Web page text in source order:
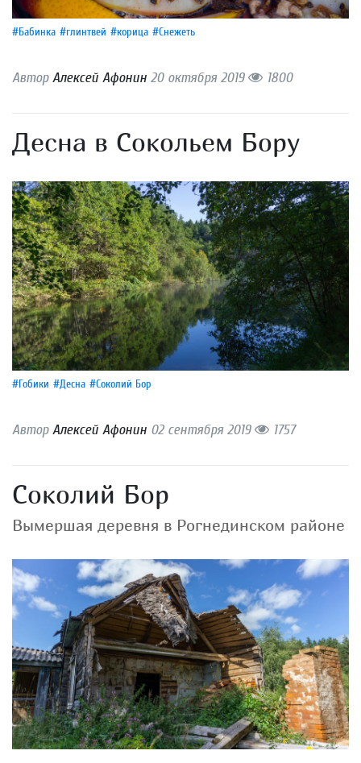
#Бабинка #глинтвей #корица #Снежеть
АвторАлексей Афонин 20 октября 2019 1800
Десна в Сокольем Бору
#Гобики #Десна #Соколий Бор
АвторАлексей Афонин 02 сентября 2019 1757
Соколий Бор
Вымершая деревня в Рогнединском районе